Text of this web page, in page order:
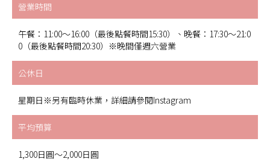
營業時間
午餐：11:00～16:00（最後點餐時間15:30）、晚餐：17:30～21:0
0（最後點餐時間20:30）※晚間僅週六營業
公休日
星期日※另有臨時休業，詳細請參閱Instagram
平均預算
1,300日圓～2,000日圓